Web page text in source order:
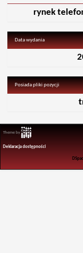
rynek
Data wydania
Posiada pliki pozycji
Theme by
Deklaracja dostępności